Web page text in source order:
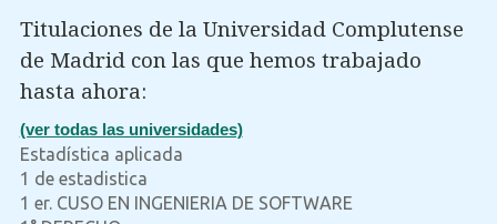
Titulaciones de la Universidad Complutense
de Madrid con las que hemos trabajado
hasta ahora:
(ver todas las universidades)
Estadística aplicada
1 de estadistica
1 er. CUSO EN INGENIERIA DE SOFTWARE